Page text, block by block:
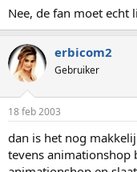
Nee, de fan moet echt
erbicom2
Gebruiker
18 feb 2003
dan is het nog
tevens animationshop